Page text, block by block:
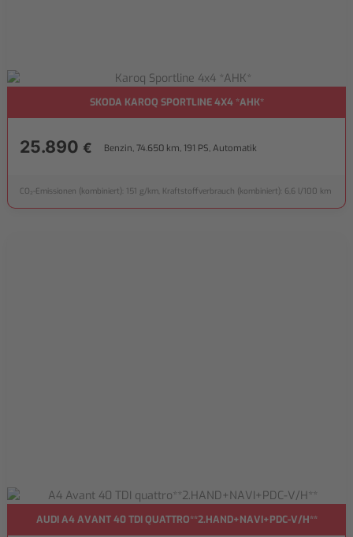
SKODA KAROQ SPORTLINE 4X4 *AHK*
25.890 € Benzin, 74.650 km, 191 PS, Automatik
CO₂-Emissionen (kombiniert): 151 g/km, Kraftstoffverbrauch (kombiniert): 6,6 l/100 km
AUDI A4 AVANT 40 TDI QUATTRO**2.HAND+NAVI+PDC-V/H**